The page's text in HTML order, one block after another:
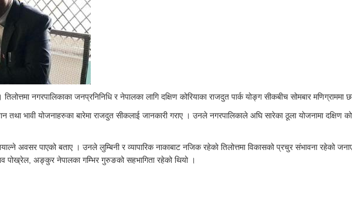
नगरपालिकाका जनप्रनिनिधि र नेपालका लागि दक्षिण कोरियाका राजदुत पार्क योङ्ग सीकबीच सोमबार
तथा भावी योजनाहरुका बारेमा राजदुत सीकलाई जानकारी गराए । उनले नगरपालिकाले अघि सारेका ठूला योजनामा दक्षिण
अवसर पाएको बताए । उनले लुम्बिनी र व्यापारिक नाकाबाट नजिक रहेकाे तिलोत्तमा विकासको प्रचुर संभावना रहेको
पोख्रेल, अङ्कुर नेपालका गम्भिर गुरुङको सहभागिता रहेको थियो ।